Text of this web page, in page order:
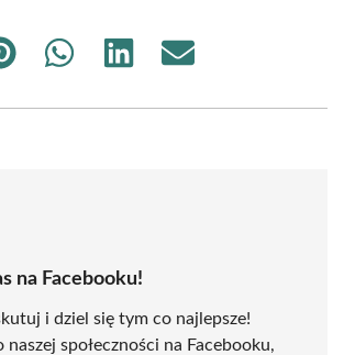
Share
Share
Share
na Facebooku!
i dziel się tym co najlepsze!
naszej społeczności na Facebooku,